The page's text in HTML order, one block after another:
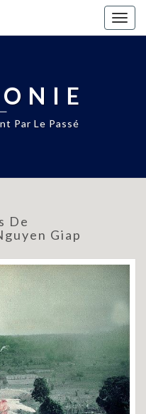
Par Le Passé
De
Giap